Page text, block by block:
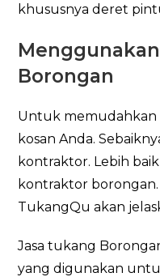
khususnya deret
Borongan
Untuk memudahkan
kosan Anda.
kontraktor. Lebih
kontraktor
TukangQu akan
Jasa tukang
yang digunakan